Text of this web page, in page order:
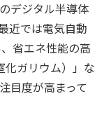
デジタル半導体
近では電気自動
省エネ性能の高
化ガリウム）」な
目度が高まって